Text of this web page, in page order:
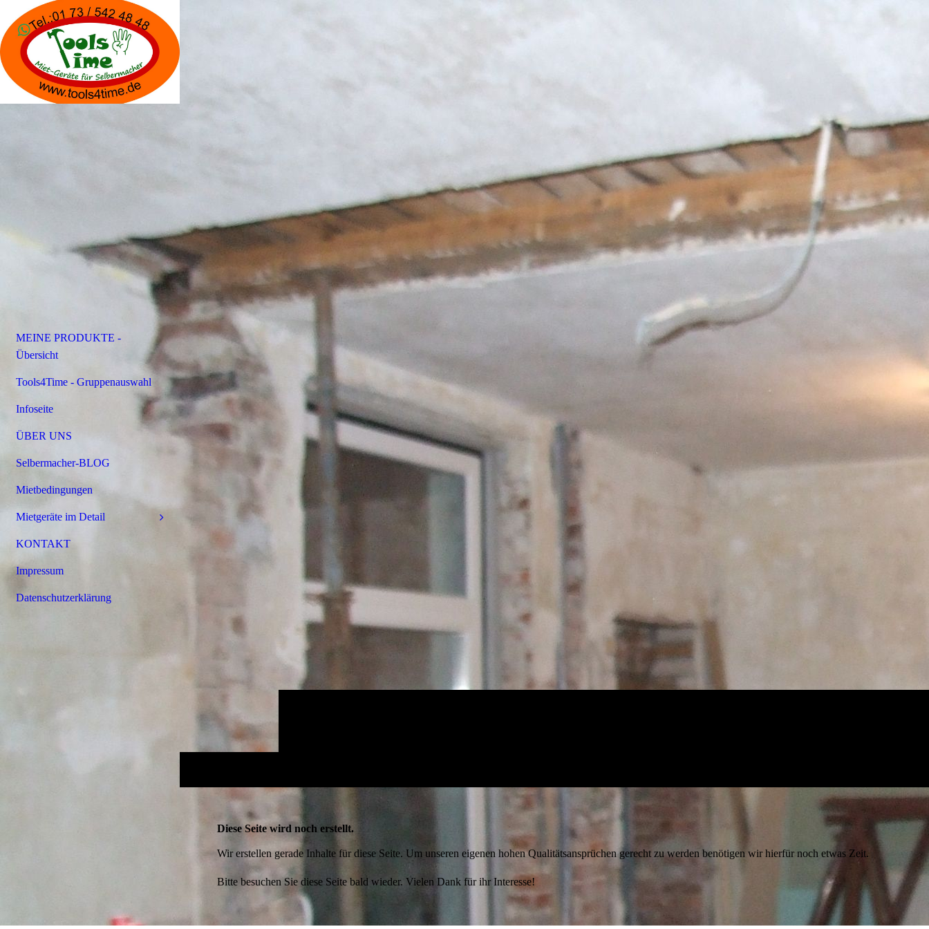
Diese Seite wird noch erstellt.
Wir erstellen gerade Inhalte für diese Seite. Um unseren eigenen hohen Qualitätsansprüchen gerecht zu werden benötigen wir hierfür noch etwas Zeit.
Bitte besuchen Sie diese Seite bald wieder. Vielen Dank für ihr Interesse!
MEINE PRODUKTE -
Übersicht
Tools4Time - Gruppenauswahl
Infoseite
ÜBER UNS
Selbermacher-BLOG
Mietbedingungen
Mietgeräte im Detail
KONTAKT
Impressum
Datenschutzerklärung